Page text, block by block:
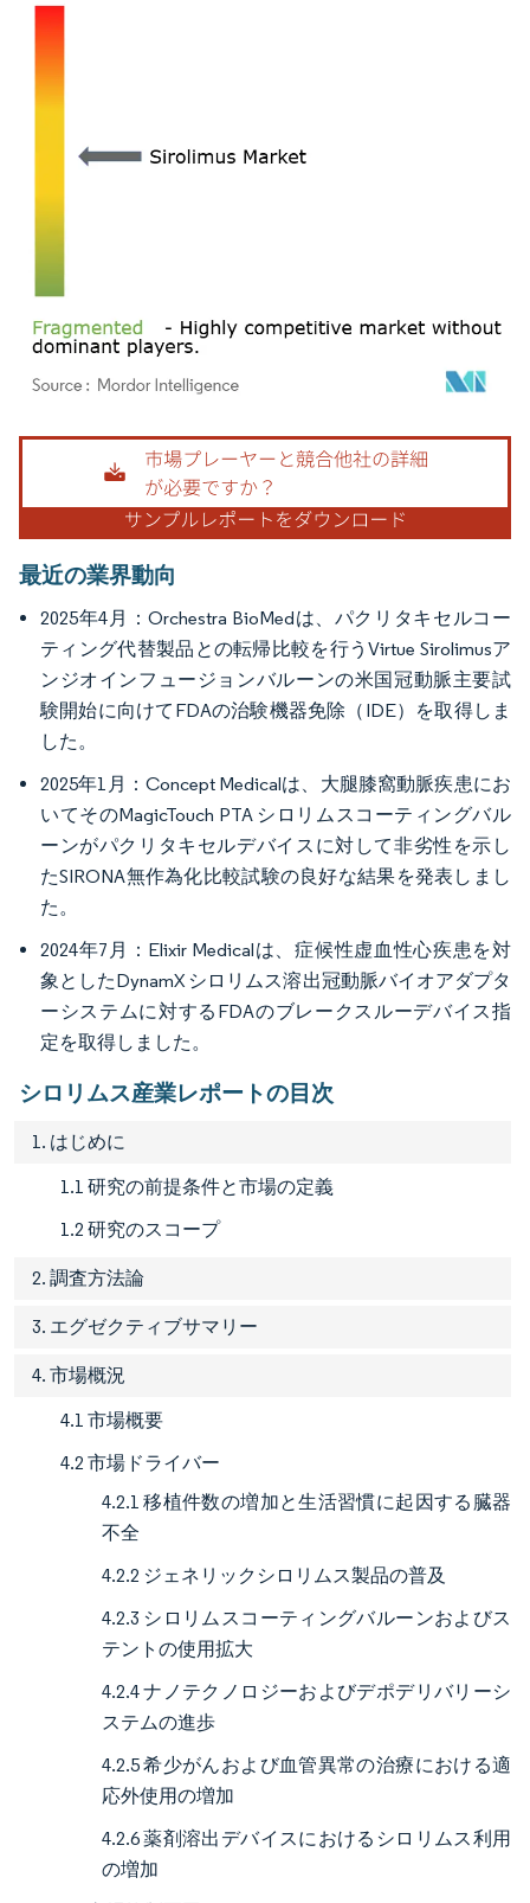
画像 © Mordor Intelligence。再利用にはCC BY 4.0の表示が必要です。
最近の業界動向
2025年4月：Orchestra BioMedは、パクリタキセルコー
ティング代替製品との転帰比較を行うVirtue Sirolimusア
ンジオインフュージョンバルーンの米国冠動脈主要試
験開始に向けてFDAの治験機器免除（IDE）を取得しま
した。
2025年1月：Concept Medicalは、大腿膝窩動脈疾患にお
いてそのMagicTouch PTA シロリムスコーティングバル
ーンがパクリタキセルデバイスに対して非劣性を示し
たSIRONA無作為化比較試験の良好な結果を発表しまし
た。
2024年7月：Elixir Medicalは、症候性虚血性心疾患を対
象としたDynamX シロリムス溶出冠動脈バイオアダプタ
ーシステムに対するFDAのブレークスルーデバイス指
定を取得しました。
シロリムス産業レポートの目次
1. はじめに
1.1 研究の前提条件と市場の定義
1.2 研究のスコープ
2. 調査方法論
3. エグゼクティブサマリー
4. 市場概況
4.1 市場概要
4.2 市場ドライバー
4.2.1 移植件数の増加と生活習慣に起因する臓器
不全
4.2.2 ジェネリックシロリムス製品の普及
4.2.3 シロリムスコーティングバルーンおよびス
テントの使用拡大
4.2.4 ナノテクノロジーおよびデポデリバリーシ
ステムの進歩
4.2.5 希少がんおよび血管異常の治療における適
応外使用の増加
4.2.6 薬剤溶出デバイスにおけるシロリムス利用
の増加